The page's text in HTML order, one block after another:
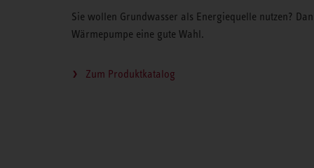
Sie wollen Grundwasser als Energiequelle nutzen?
Wärmepumpe eine gute Wahl.
Zum Produktkatalog